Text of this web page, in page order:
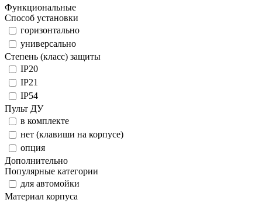
Функциональные
Способ установки
горизонтально
универсально
Степень (класс) защиты
IP20
IP21
IP54
Пульт ДУ
в комплекте
нет (клавиши на корпусе)
опция
Дополнительно
Популярные категории
для автомойки
Материал корпуса